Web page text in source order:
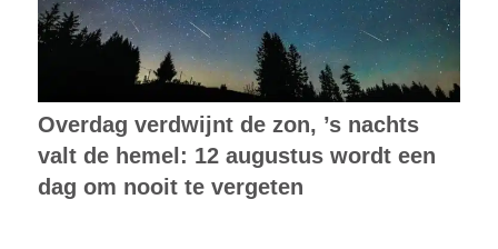
Overdag verdwijnt de zon, ’s nachts
valt de hemel: 12 augustus wordt een
dag om nooit te vergeten